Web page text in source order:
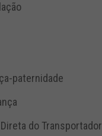
paternidade
do Transportador